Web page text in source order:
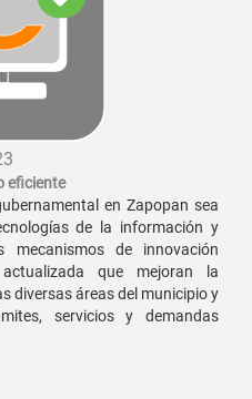
eficiente
en Zapopan sea
de la información y
mecanismos de innovación
que mejoran la
diversas áreas del municipio y
servicios y demandas